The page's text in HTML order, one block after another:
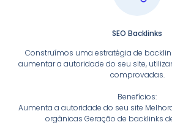
SEO Backlinks
Construímos uma estratégia de
aumentar a autoridade do seu site,
comprovadas.
Benefícios:
Aumenta a autoridade do seu site
orgânicas Geração de backlinks